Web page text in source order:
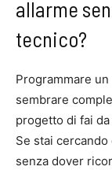
allarme
tecnico?
Programmare
sembrare
progetto di fai
Se stai
senza dover